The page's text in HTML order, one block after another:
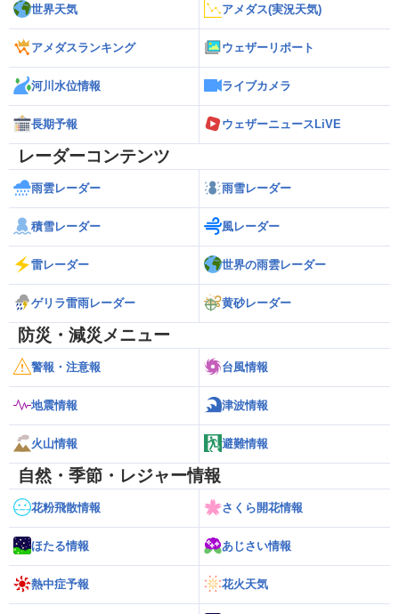
世界天気 アメダス(実況天気)
アメダスランキング ウェザーリポート
河川水位情報 ライブカメラ
長期予報 ウェザーニュースLiVE
レーダーコンテンツ
雨雲レーダー 雨雪レーダー
積雪レーダー 風レーダー
雷レーダー 世界の雨雲レーダー
ゲリラ雷雨レーダー 黄砂レーダー
防災・減災メニュー
警報・注意報 台風情報
地震情報 津波情報
火山情報 避難情報
自然・季節・レジャー情報
花粉飛散情報 さくら開花情報
ほたる情報 あじさい情報
熱中症予報 花火天気